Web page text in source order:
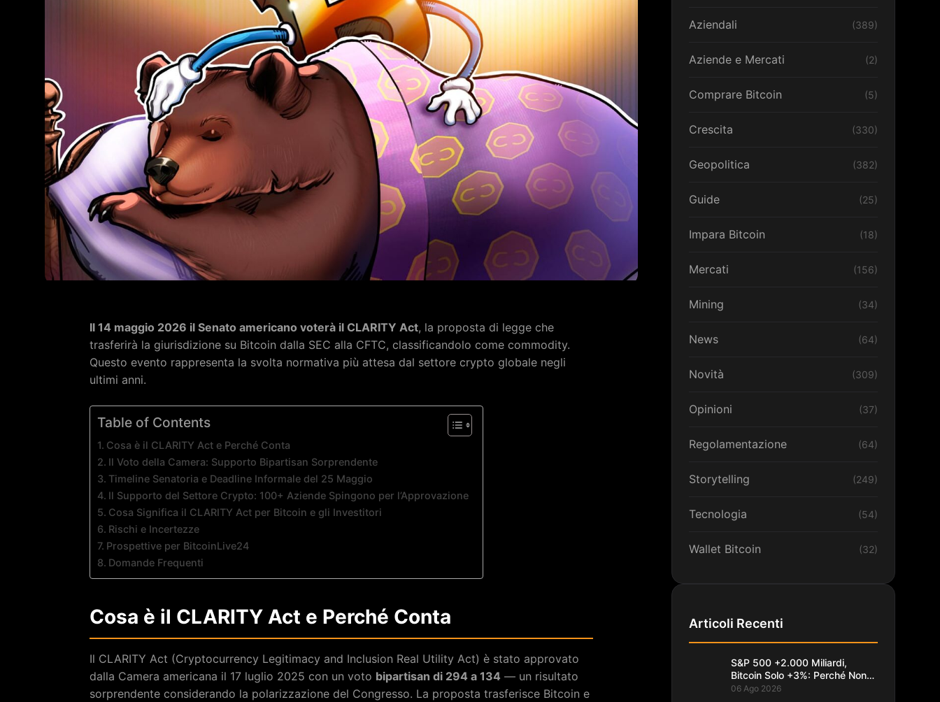
Il 14 maggio 2026 il Senato americano voterà il CLARITY Act, la proposta di legge che
trasferirà la giurisdizione su Bitcoin dalla SEC alla CFTC, classificandolo come commodity.
Questo evento rappresenta la svolta normativa più attesa dal settore crypto globale negli
ultimi anni.
Table of Contents
Cosa è il CLARITY Act e Perché Conta
Il Voto della Camera: Supporto Bipartisan Sorprendente
Timeline Senatoria e Deadline Informale del 25 Maggio
Il Supporto del Settore Crypto: 100+ Aziende Spingono per l’Approvazione
Cosa Significa il CLARITY Act per Bitcoin e gli Investitori
Rischi e Incertezze
Prospettive per BitcoinLive24
Domande Frequenti
Cosa è il CLARITY Act e Perché Conta
Il CLARITY Act (Cryptocurrency Legitimacy and Inclusion Real Utility Act) è stato approvato
dalla Camera americana il 17 luglio 2025 con un voto bipartisan di 294 a 134 — un risultato
sorprendente considerando la polarizzazione del Congresso. La proposta trasferisce Bitcoin e
Aziendali (389)
Aziende e Mercati (2)
Comprare Bitcoin (5)
Crescita (330)
Geopolitica (382)
Guide (25)
Impara Bitcoin (18)
Mercati (156)
Mining (34)
News (64)
Novità (309)
Opinioni (37)
Regolamentazione (64)
Storytelling (249)
Tecnologia (54)
Wallet Bitcoin (32)
Articoli Recenti
S&P 500 +2.000 Miliardi,
Bitcoin Solo +3%: Perché Non
Segue
06 Ago 2026